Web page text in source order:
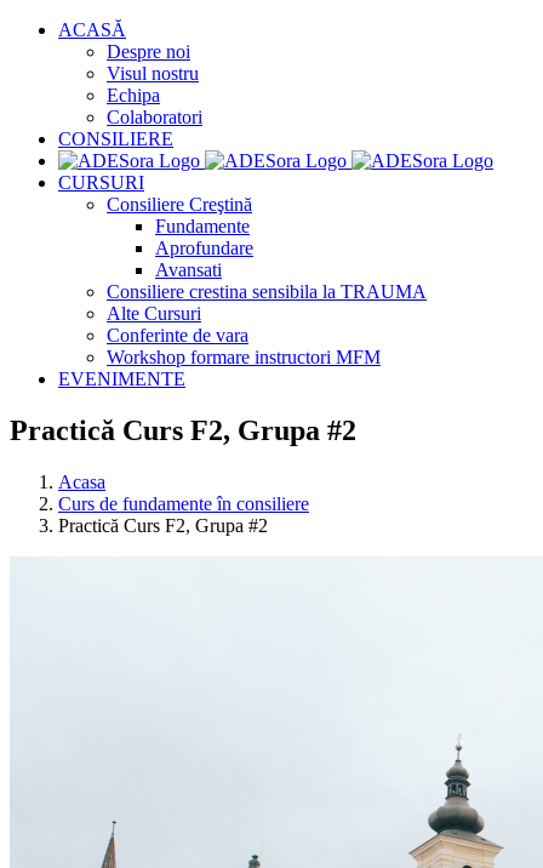
Skip
ACASĂ
Despre noi
Visul nostru
Echipa
Colaboratori
CONSILIERE
CURSURI
Consiliere Creştină
Fundamente
Aprofundare
Avansati
Consiliere crestina sensibila la TRAUMA
Alte Cursuri
Conferinte de vara
Workshop formare instructori MFM
EVENIMENTE
Practică Curs F2, Grupa #2
Acasa
Curs de fundamente în consiliere
Practică Curs F2, Grupa #2